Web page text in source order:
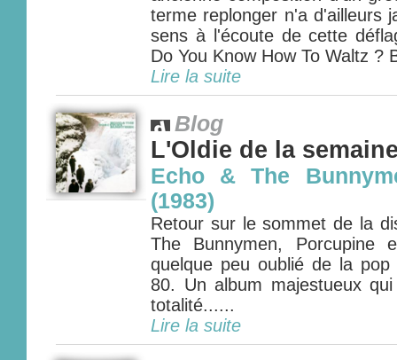
terme replonger n'a d'ailleurs
sens à l'écoute de cette
Do You Know How To Waltz ?
Lire la suite
Blog
L'Oldie de la
Echo & The
(1983)
Retour sur le sommet de la
The Bunnymen, Porcupine
quelque peu oublié de la pop
80. Un album majestueux
totalité......
Lire la suite